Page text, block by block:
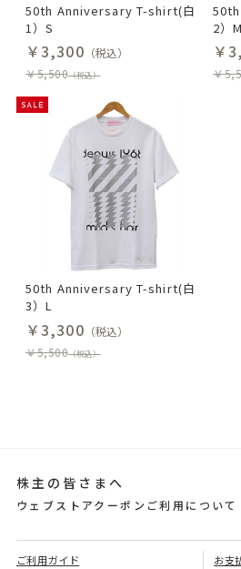
50th Anniversary T-shirt(白
1）S
￥3,300 （税込）
￥5,500（税込）
2）M
￥
￥
50th Anniversary T-shirt(白
3）L
￥3,300 （税込）
￥5,500（税込）
株主の皆さまへ
ウェブストアクーポンご利用につい
ご利用ガイド お支